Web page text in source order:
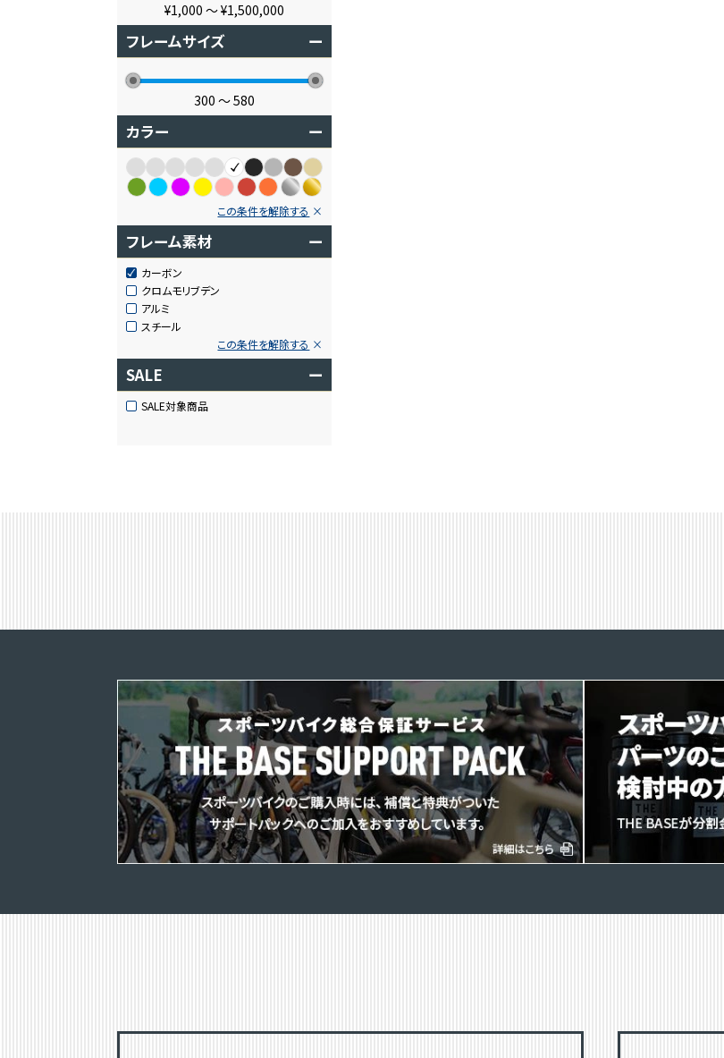
¥1,000 〜¥1,500,000
フレームサイズ ー
300 〜580
カラー ー
この条件を解除する
フレーム素材 ー
カーボン
クロムモリブデン
アルミ
スチール
この条件を解除する
SALE ー
SALE対象商品